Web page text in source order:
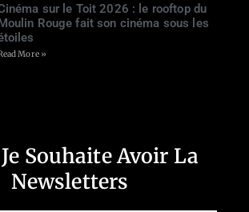
sur le Toit 2026 : le rooftop du
Rouge fait son cinéma sous les
More »
Souhaite Avoir La
Newsletters